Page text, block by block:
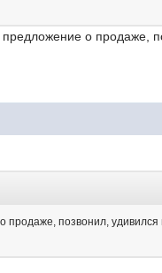
о продаже,
продаже, позвонил,